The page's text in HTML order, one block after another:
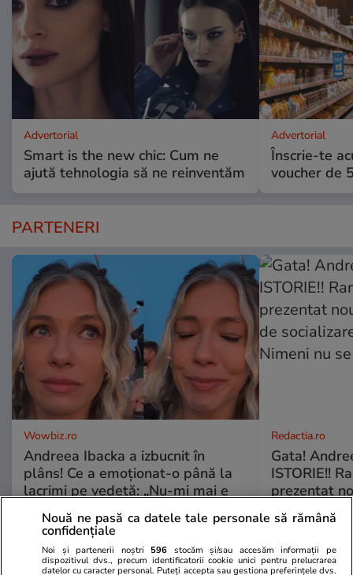
Advertorial
Smart is the new chic: Cum ne
ajută tehnologia să ne reinventăm
Advertorial
Înscrie-te
voucher de
PARTENERI
Wowbiz.ro
Andreea Ibacka a izbucnit în
plâns! Ce a emoționat-o până la
lacrimi pe vedetă: „Nu-mi mai e
Redactia.ro
Gata!
ISTORIE!!
prezentat
E!! Nimeni
Nouă ne pasă ca datele tale personale să rămână
confidențiale
Noi și partenerii noștri 596 stocăm și/sau accesăm informații pe
dispozitivul dvs., precum identificatorii cookie unici pentru prelucrarea
datelor cu caracter personal. Puteți accepta sau gestiona preferințele dvs.